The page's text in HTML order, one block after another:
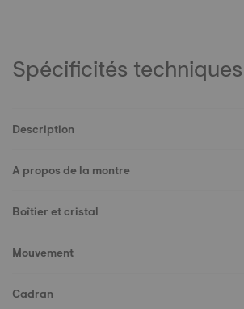
Spécificités techniques
Description
A propos de la montre
Boîtier et cristal
Mouvement
Cadran